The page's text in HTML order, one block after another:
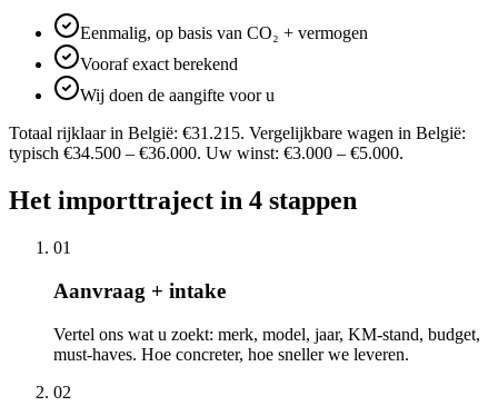
Eenmalig, op basis van CO₂ + vermogen
Vooraf exact berekend
Wij doen de aangifte voor u
Totaal rijklaar in België: €31.215. Vergelijkbare wagen in België:
typisch €34.500 – €36.000. Uw winst: €3.000 – €5.000.
Het importtraject in 4 stappen
01
Aanvraag + intake
Vertel ons wat u zoekt: merk, model, jaar, KM-stand, budget,
must-haves. Hoe concreter, hoe sneller we leveren.
02